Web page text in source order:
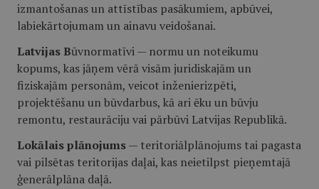
izmantošanas un attīstības pasākumiem, apbūvei,
labiekārtojumam un ainavu veidošanai.
Latvijas Būvnormatīvi — normu un noteikumu
kopums, kas jāņem vērā visām juridiskajām un
fiziskajām personām, veicot inženierizpēti,
projektēšanu un būvdarbus, kā ari ēku un būvju
remontu, restaurāciju vai pārbūvi Latvijas Republikā.
Lokālais plānojums— teritoriālplānojums tai pagasta
vai pilsētas teritorijas daļai, kas neietilpst pieņemtajā
ģenerālplāna daļā.